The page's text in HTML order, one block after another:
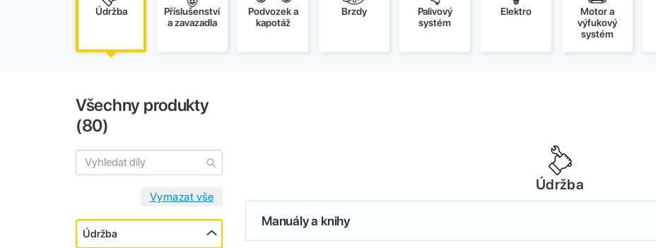
Údržba
Příslušenství
a zavazadla
Podvozek a
kapotáž
Brzdy
Palivový
systém
Elektro
Motor a
výfukový
systém
Všechny produkty
(80)
Údržba
Údržba
Manuály a knihy